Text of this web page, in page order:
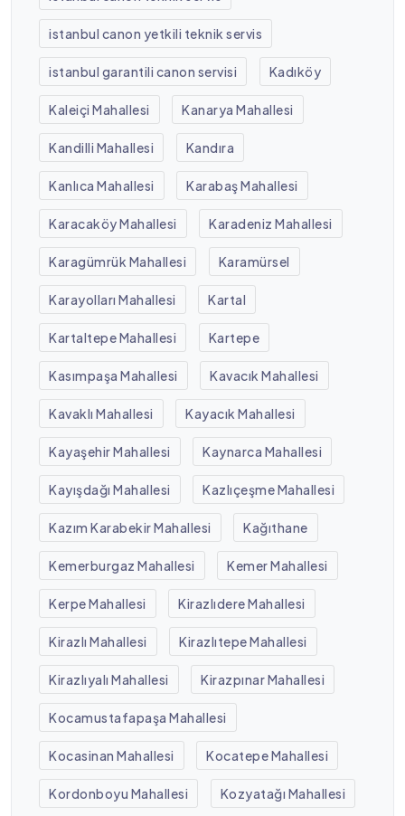
istanbul canon yetkili teknik servis
istanbul garantili canon servisi Kadıköy
Kaleiçi Mahallesi Kanarya Mahallesi
Kandilli Mahallesi Kandıra
Kanlıca Mahallesi Karabaş Mahallesi
Karacaköy Mahallesi Karadeniz Mahallesi
Karagümrük Mahallesi Karamürsel
Karayolları Mahallesi Kartal
Kartaltepe Mahallesi Kartepe
Kasımpaşa Mahallesi Kavacık Mahallesi
Kavaklı Mahallesi Kayacık Mahallesi
Kayaşehir Mahallesi Kaynarca Mahallesi
Kayışdağı Mahallesi Kazlıçeşme Mahallesi
Kazım Karabekir Mahallesi Kağıthane
Kemerburgaz Mahallesi Kemer Mahallesi
Kerpe Mahallesi Kirazlıdere Mahallesi
Kirazlı Mahallesi Kirazlıtepe Mahallesi
Kirazlıyalı Mahallesi Kirazpınar Mahallesi
Kocamustafapaşa Mahallesi
Kocasinan Mahallesi Kocatepe Mahallesi
Kordonboyu Mahallesi Kozyatağı Mahallesi